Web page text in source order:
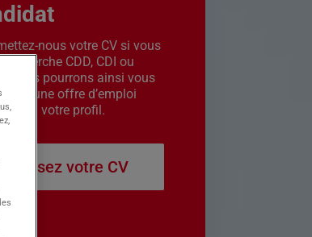
nous votre CV si vous
recherche CDD, CDI ou
Nous pourrons ainsi vous
si une offre d’emploi
à votre profil.
Déposez votre CV